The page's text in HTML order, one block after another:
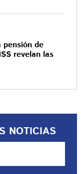
pensión de
revelan las
NOTICIAS